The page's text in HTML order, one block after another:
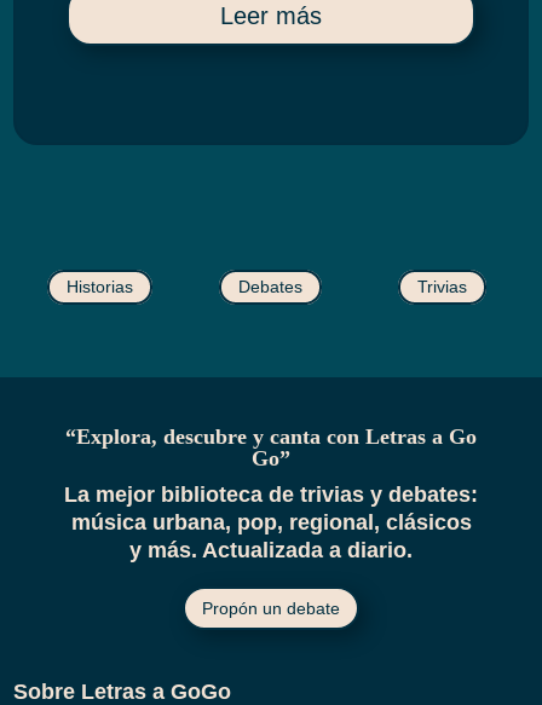
Leer más
Historias Debates Trivias
“Explora, descubre y canta con Letras a Go
Go”
La mejor biblioteca de trivias y debates:
música urbana, pop, regional, clásicos
y más. Actualizada a diario.
Propón un debate
Sobre Letras a GoGo